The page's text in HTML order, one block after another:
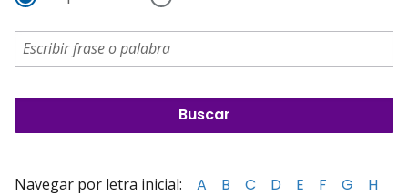
Navegar por letra inicial: A B C D E F G
H